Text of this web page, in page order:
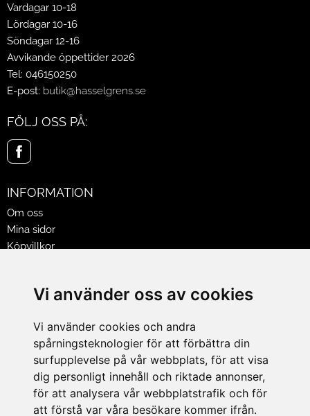
Vi använder oss av cookies
Vi använder cookies och andra
spårningsteknologier för att förbättra din
surfupplevelse på vår webbplats, för att visa
dig personligt innehåll och riktade annonser,
för att analysera vår webbplatstrafik och för
att förstå var våra besökare kommer ifrån.
Vardagar 10-18
Lördagar 10-16
Söndagar 12-16
Avvikande öppettider 2026
Tel: 046150250
E-post: butik@hasselgrens.se
FÖLJ OSS PÅ:
INFORMATION
Om oss
Mina sidor
Köpvillkor
Jobba på Hasselgrens
LEVERANS
BETALNINGSSÄTT